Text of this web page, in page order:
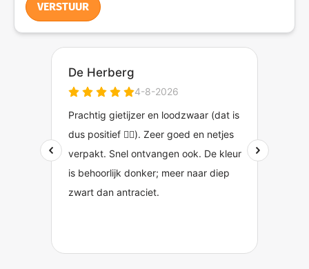
VERSTUUR